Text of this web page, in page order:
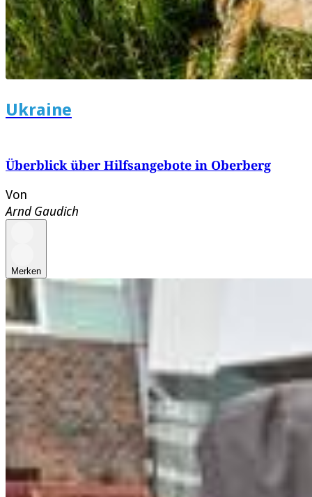
Ukraine
Überblick über Hilfsangebote in Oberberg
Von
Arnd Gaudich
Merken